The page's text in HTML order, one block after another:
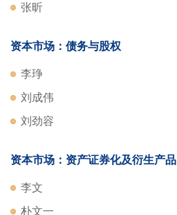
张昕
资本市场：债务与股权
李琤
刘成伟
刘劲容
资本市场：资产证券化及衍生产品
李文
朴文一